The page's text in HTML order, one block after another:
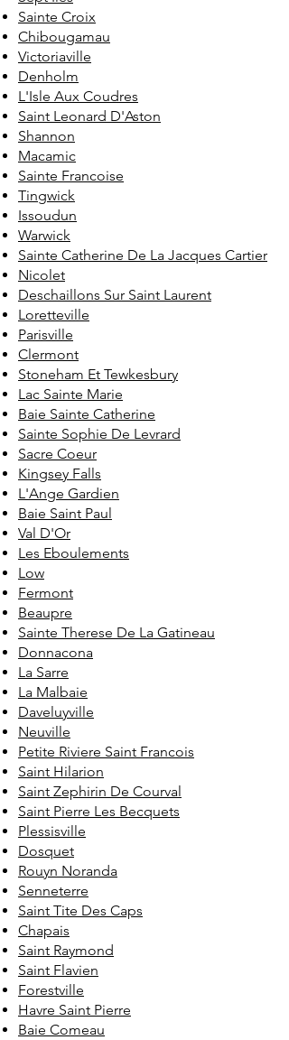
Sainte Croix
Chibougamau
Victoriaville
Denholm
L'Isle Aux Coudres
Saint Leonard D'Aston
Shannon
Macamic
Sainte Francoise
Tingwick
Issoudun
Warwick
Sainte Catherine De La Jacques Cartier
Nicolet
Deschaillons Sur Saint Laurent
Loretteville
Parisville
Clermont
Stoneham Et Tewkesbury
Lac Sainte Marie
Baie Sainte Catherine
Sainte Sophie De Levrard
Sacre Coeur
Kingsey Falls
L'Ange Gardien
Baie Saint Paul
Val D'Or
Les Eboulements
Low
Fermont
Beaupre
Sainte Therese De La Gatineau
Donnacona
La Sarre
La Malbaie
Daveluyville
Neuville
Petite Riviere Saint Francois
Saint Hilarion
Saint Zephirin De Courval
Saint Pierre Les Becquets
Plessisville
Dosquet
Rouyn Noranda
Senneterre
Saint Tite Des Caps
Chapais
Saint Raymond
Saint Flavien
Forestville
Havre Saint Pierre
Baie Comeau